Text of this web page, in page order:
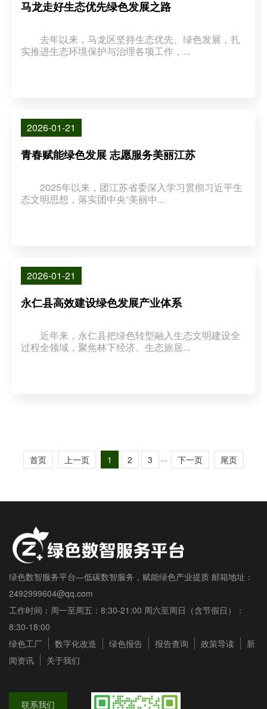
马龙走好生态优先绿色发展之路
去年以来，马龙区坚持生态优先、绿色发展，扎
实推进生态环境保护与治理各项工作，...
2026-01-21
青春赋能绿色发展 志愿服务美丽江苏
2025年以来，团江苏省委深入学习贯彻习近平生
态文明思想，落实团中央“美丽中...
2026-01-21
永仁县高效建设绿色发展产业体系
近年来，永仁县把绿色转型融入生态文明建设全
过程全领域，聚焦林下经济、生态旅居...
首页 上一页 1 2 3 ··· 下一页 尾页
绿色数智服务平台—低碳数智服务，赋能绿色产业提质 邮箱地址：
2492999604@qq.com
工作时间：周一至周五：8:30-21:00 周六至周日（含节假日）：
8:30-18:00
绿色工厂
数字化改造 绿色报告 报告查询 政策导读
新
闻资讯
关于我们
联系我们